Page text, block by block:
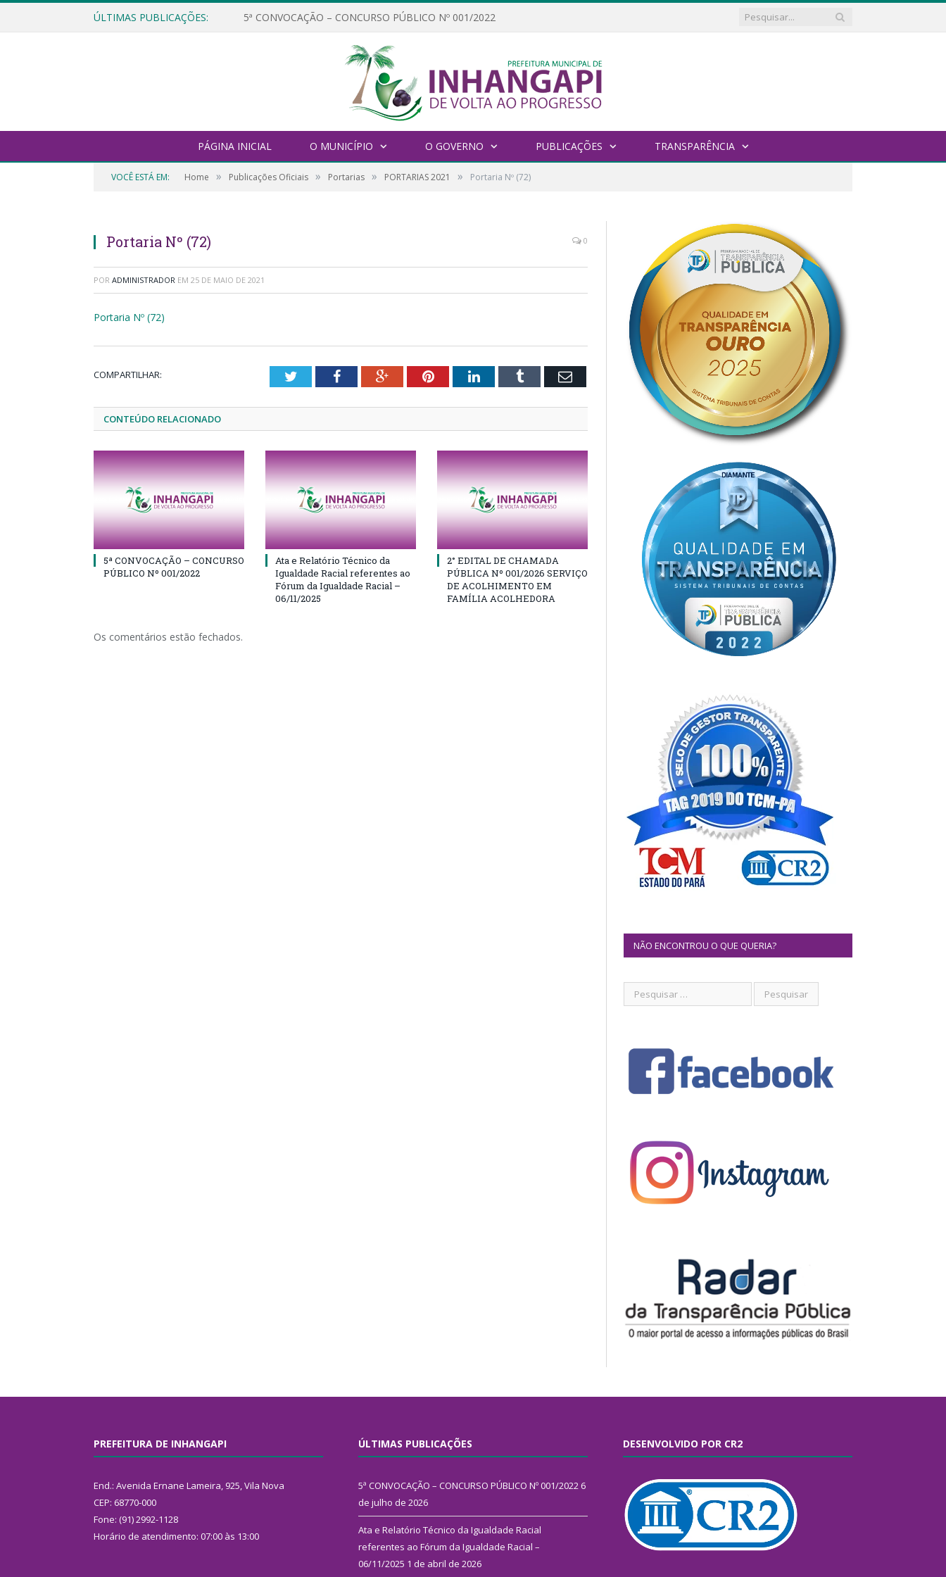
ÚLTIMAS PUBLICAÇÕES: 5ª CONVOCAÇÃO – CONCURSO PÚBLICO Nº 001/2022
PÁGINA INICIAL O MUNICÍPIO O GOVERNO PUBLICAÇÕES TRANSPARÊNCIA
VOCÊ ESTÁ EM: Home » Publicações Oficiais » Portarias » PORTARIAS 2021 » Portaria Nº (72)
Portaria Nº (72) 0
POR ADMINISTRADOR EM 25 DE MAIO DE 2021
Portaria Nº (72)
COMPARTILHAR: TwitterFacebookGoogle+PinterestLinkedInTumblr Email
CONTEÚDO RELACIONADO
5ª CONVOCAÇÃO – CONCURSO
PÚBLICO Nº 001/2022
Ata e Relatório Técnico da
Igualdade Racial referentes ao
Fórum da Igualdade Racial –
06/11/2025
2° EDITAL DE CHAMADA
PÚBLICA Nº 001/2026 SERVIÇO
DE ACOLHIMENTO EM
FAMÍLIA ACOLHEDORA
Os comentários estão fechados.
NÃO ENCONTROU O QUE QUERIA?
PREFEITURA DE INHANGAPI
End.: Avenida Ernane Lameira, 925, Vila Nova
CEP: 68770-000
Fone: (91) 2992-1128
Horário de atendimento: 07:00 às 13:00
ÚLTIMAS PUBLICAÇÕES
5ª CONVOCAÇÃO – CONCURSO PÚBLICO Nº 001/2022 6
de julho de 2026
Ata e Relatório Técnico da Igualdade Racial
referentes ao Fórum da Igualdade Racial –
06/11/2025 1 de abril de 2026
DESENVOLVIDO POR CR2